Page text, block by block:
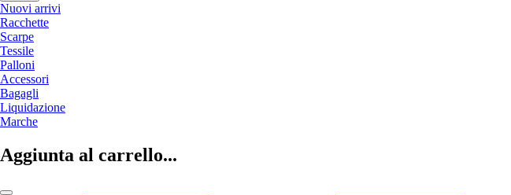
Nuovi arrivi
Racchette
Scarpe
Tessile
Palloni
Accessori
Bagagli
Liquidazione
Marche
Aggiunta al carrello...